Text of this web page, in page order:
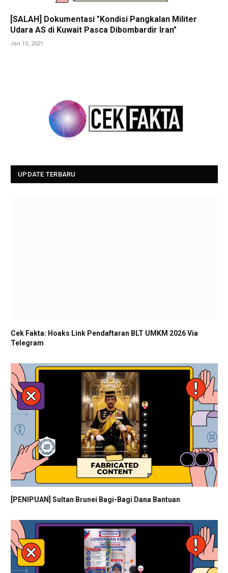
[SALAH] Dokumentasi "Kondisi Pangkalan Militer
Udara AS di Kuwait Pasca Dibombardir Iran"
Jan 10, 2021
UPDATE TERBARU
Cek Fakta: Hoaks Link Pendaftaran BLT UMKM 2026 Via
Telegram
[PENIPUAN] Sultan Brunei Bagi-Bagi Dana Bantuan